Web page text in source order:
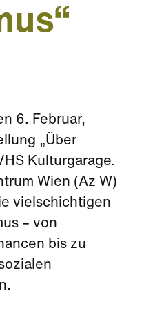
6. Februar,
„Über
Kulturgarage.
Wien (Az W)
vielschichtigen
– von
bis zu